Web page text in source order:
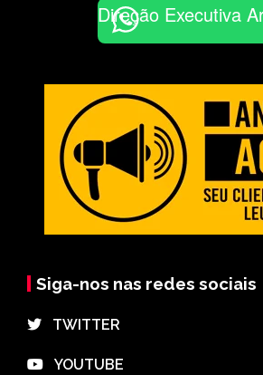
Direção Executiva
Siga-nos nas redes sociais
⠀TWITTER
⠀YOUTUBE